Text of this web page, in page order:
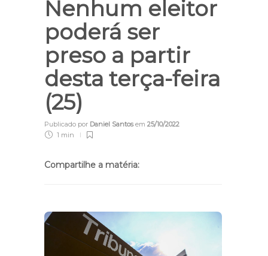
Nenhum eleitor
poderá ser
preso a partir
desta terça-feira
(25)
Publicado por Daniel Santosem 25/10/2022
1 min
Compartilhe a matéria: